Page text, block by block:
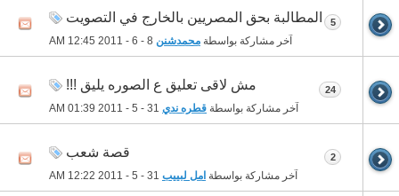
المطالبة بحق المصريين بالخارج في التصويت
آخر مشاركة بواسطة محمدشنن 12:45 AM
5
مش لاقى تعليق ع الصوره يليق !!!
آخر مشاركة بواسطة قطره ندي 01:39 AM
24
قصة شعب
آخر مشاركة بواسطة امل لبييب 12:22 AM
2